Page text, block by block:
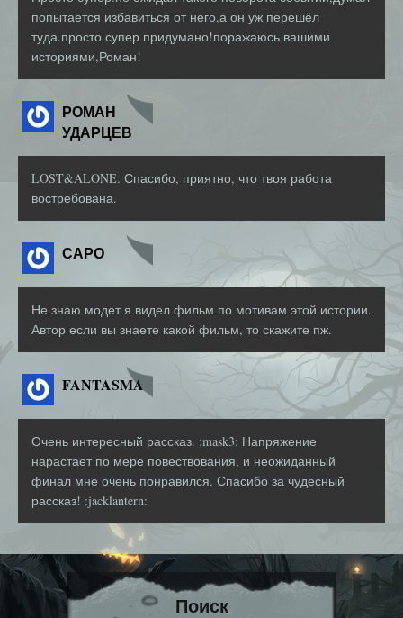
попытается избавиться от него,а он уж перешёл
туда.просто супер придумано!поражаюсь вашими
историями,Роман!
РОМАН
УДАРЦЕВ
LOST&ALONE. Спасибо, приятно, что твоя работа
востребована.
САРО
Не знаю модет я видел фильм по мотивам этой истории.
Автор если вы знаете какой фильм, то скажите пж.
FANTASMA
Очень интересный рассказ. :mask3: Напряжение
нарастает по мере повествования, и неожиданный
финал мне очень понравился. Спасибо за чудесный
рассказ! :jacklantern:
Поиск